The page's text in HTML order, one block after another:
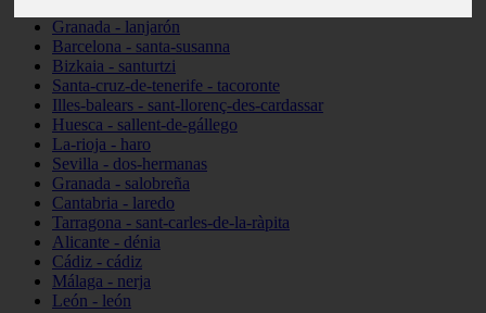
Granada - lanjarón
Barcelona - santa-susanna
Bizkaia - santurtzi
Santa-cruz-de-tenerife - tacoronte
Illes-balears - sant-llorenç-des-cardassar
Huesca - sallent-de-gállego
La-rioja - haro
Sevilla - dos-hermanas
Granada - salobreña
Cantabria - laredo
Tarragona - sant-carles-de-la-ràpita
Alicante - dénia
Cádiz - cádiz
Málaga - nerja
León - león